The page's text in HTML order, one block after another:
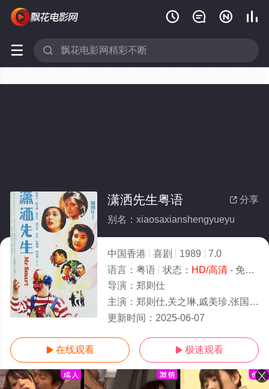
   
 
HD
 分享
潇洒先生粤语
别名：xiaosaxianshengyueyu
中国香港 喜剧 1989
7.0
语言： 粤语 状态： HD/高清- 免费在线观看
导演： 郑则仕
主演： 郑则仕,关之琳,戚美珍,张国强,楼南光,柏安妮,焦姣,成奎安,陆剑明,
更新时间： 2025-06-07
 在线观看  极速观看